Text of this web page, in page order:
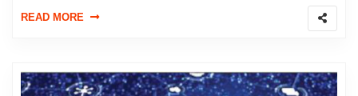
READ MORE